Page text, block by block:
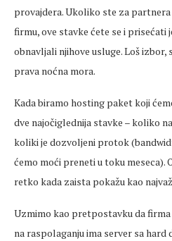
provajdera. Ukoliko ste za
firmu, ove stavke ćete se i prisećati
obnavljali njihove usluge. Loš
prava noćna mora.
Kada biramo hosting paket koji
dve najočiglednija stavke – koliko
koliki je dozvoljeni protok
ćemo moći preneti u toku meseca).
retko kada zaista pokažu kao
Uzmimo kao pretpostavku da
na raspolaganju ima server sa hard